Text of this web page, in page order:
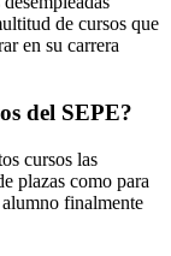
de cursos que
en su carrera
del SEPE?
cursos las
plazas como para
finalmente